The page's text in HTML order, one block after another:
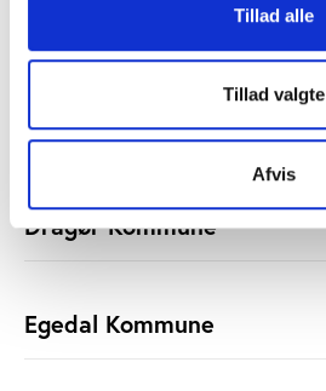
Tillad alle
Tillad valgte
Afvis
Brønderslev Kommune
Dragør Kommune
Egedal Kommune